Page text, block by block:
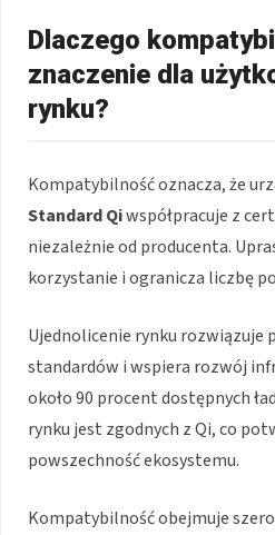
Dlaczego
znaczenie dla
rynku?
Kompatybilność oznacza, że
Standard Qiwspółpracuje z
niezależnie od producenta.
korzystanie i ogranicza liczbę
Ujednolicenie rynku rozwiązuje
standardów i wspiera rozwój
około 90 procent dostępnych
rynku jest zgodnych z Qi, co
powszechność ekosystemu.
Kompatybilność obejmuje